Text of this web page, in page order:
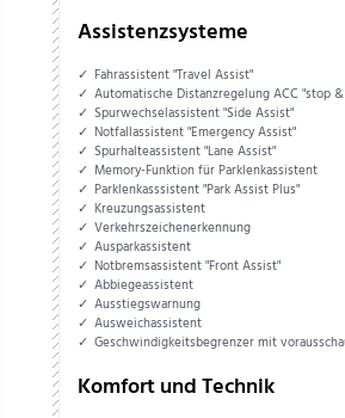
Assistenzsysteme
Fahrassistent "Travel Assist"
Automatische Distanzregelung ACC "stop
Spurwechselassistent "Side Assist"
Notfallassistent "Emergency Assist"
Spurhalteassistent "Lane Assist"
Memory-Funktion für Parklenkassistent
Parklenkasssistent "Park Assist Plus"
Kreuzungsassistent
Verkehrszeichenerkennung
Ausparkassistent
Notbremsassistent "Front Assist"
Abbiegeassistent
Ausstiegswarnung
Ausweichassistent
Geschwindigkeitsbegrenzer mit
Komfort und Technik